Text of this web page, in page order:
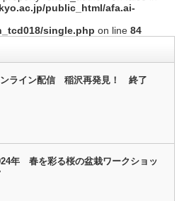
public_html/afa.ai-
single.php on line 84
ライン配信 稲沢再発見！ 終了
年 春を彩る桜の盆栽ワークショッ